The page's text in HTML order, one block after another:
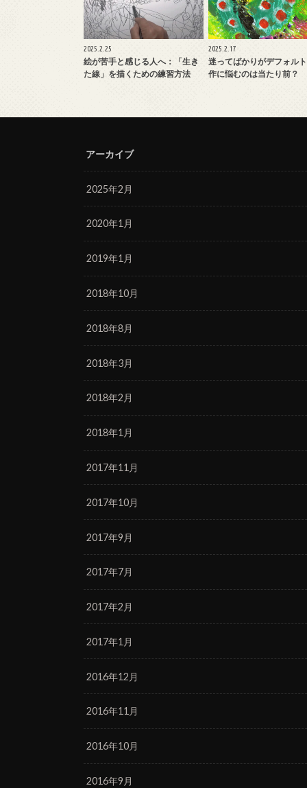
2025.2.25
絵が苦手と感じる人へ：「生き
た線」を描くための練習方法
2025.2.17
迷ってばかりがデフォル
作に悩むのは当たり前？
アーカイブ
2025年2月
2020年1月
2019年1月
2018年10月
2018年8月
2018年3月
2018年2月
2018年1月
2017年11月
2017年10月
2017年9月
2017年7月
2017年2月
2017年1月
2016年12月
2016年11月
2016年10月
2016年9月